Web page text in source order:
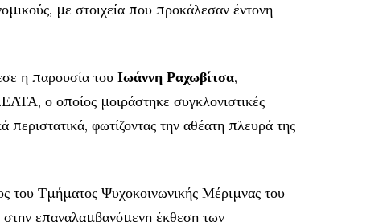
με στοιχεία που προκάλεσαν έντονη
η παρουσία του Ιωάννη Ραχωβίτσα,
ο οποίος μοιράστηκε συγκλονιστικές
φωτίζοντας την αθέατη πλευρά της
του Τμήματος Ψυχοκοινωνικής Μέριμνας του
επαναλαμβανόμενη έκθεση των